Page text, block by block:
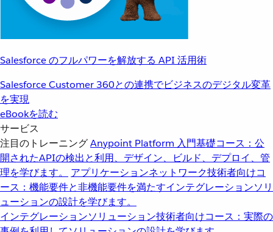
Salesforce のフルパワーを解放する API 活用術
Salesforce Customer 360との連携でビジネスのデジタル変革
を実現
eBookを読む
サービス
注目のトレーニングAnypoint Platform 入門基礎コース：公
開されたAPIの検出と利用、デザイン、ビルド、デプロイ、管
理を学びます。
アプリケーションネットワーク技術者向けコ
ース：機能要件と非機能要件を満たすインテグレーションソリ
ューションの設計を学びます。
インテグレーションソリューション技術者向けコース：実際の